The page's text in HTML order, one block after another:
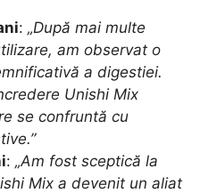
: „După mai multe
am observat o
a digestiei.
Unishi Mix
se confruntă cu
: „Am fost sceptică la
Mix a devenit un aliat